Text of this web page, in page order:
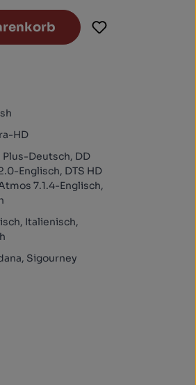
HD
Plus-Deutsch, DD
Englisch, DTS HD
7.1.4-Englisch,
Italienisch,
Sigourney